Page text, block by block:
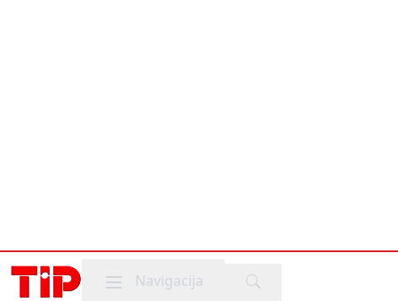
Mobile menu
Navigacija